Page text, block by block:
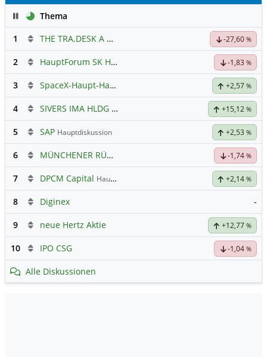
PauseThema
1
THE TRA.DESK A DL-,000001 -27,60 %
2 HauptForum SK HYNIC -1,83 %
3 SpaceX-Haupt-Hauptforum +2,57 %
4 SIVERS IMA HLDG Hauptdiskussion +15,12 %
5 SAP Hauptdiskussion +2,53 %
6 MÜNCHENER RÜCK -1,74 %
7 DPCM Capital Hauptdiskussion +2,14 %
8 Diginex -
9 neue Hertz Aktie +12,77 %
10 IPO CSG -1,04 %
Alle Diskussionen